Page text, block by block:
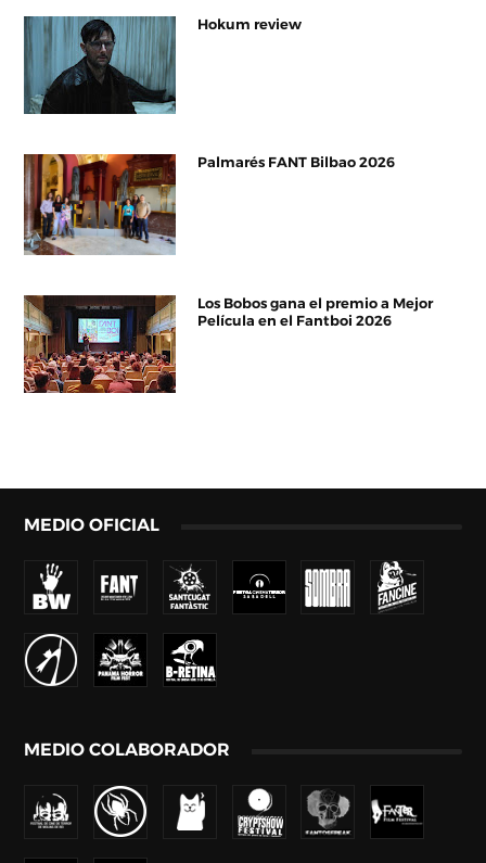
Hokum review
Palmarés FANT Bilbao 2026
Los Bobos gana el premio a Mejor
Película en el Fantboi 2026
MEDIO OFICIAL
MEDIO COLABORADOR